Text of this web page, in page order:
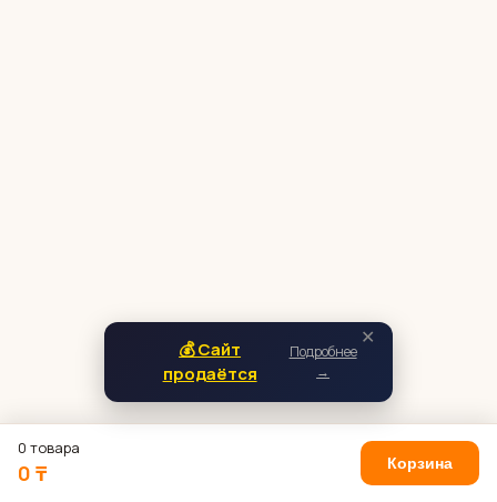
✕
💰 Сайт
продаётся
Подробнее
→
0 товара
0 ₸ Корзина